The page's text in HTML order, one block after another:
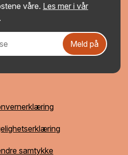
våre. Les mer i vår
.
Meld på
samtykke